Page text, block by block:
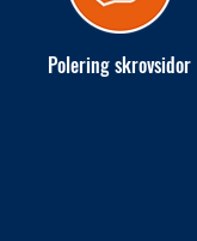
Polering skrovsidor